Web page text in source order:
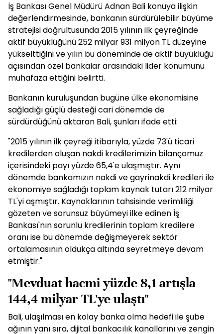
İş Bankası Genel Müdürü Adnan Bali konuya ilişkin
değerlendirmesinde, bankanın sürdürülebilir büyüme
stratejisi doğrultusunda 2015 yılının ilk çeyreğinde
aktif büyüklüğünü 252 milyar 931 milyon TL düzeyine
yükselttiğini ve yılın bu döneminde de aktif büyüklüğü
açısından özel bankalar arasındaki lider konumunu
muhafaza ettiğini belirtti.
Bankanın kuruluşundan bugüne ülke ekonomisine
sağladığı güçlü desteği cari dönemde de
sürdürdüğünü aktaran Bali, şunları ifade etti:
"2015 yılının ilk çeyreği itibarıyla, yüzde 73'ü ticari
kredilerden oluşan nakdi kredilerimizin bilançomuz
içerisindeki payı yüzde 65,4'e ulaşmıştır. Aynı
dönemde bankamızın nakdi ve gayrinakdi kredileri ile
ekonomiye sağladığı toplam kaynak tutarı 212 milyar
TL'yi aşmıştır. Kaynaklarının tahsisinde verimliliği
gözeten ve sorunsuz büyümeyi ilke edinen İş
Bankası'nın sorunlu kredilerinin toplam kredilere
oranı ise bu dönemde değişmeyerek sektör
ortalamasının oldukça altında seyretmeye devam
etmiştir."
"Mevduat hacmi yüzde 8,1 artışla
144,4 milyar TL'ye ulaştı"
Bali, ulaşılması en kolay banka olma hedefi ile şube
ağının yanı sıra, dijital bankacılık kanallarını ve zengin